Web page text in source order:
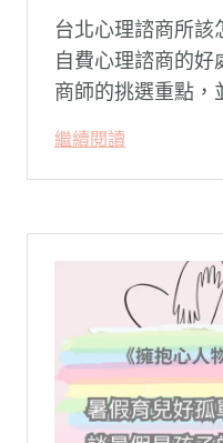
台北心理諮商所該
自費心理諮商的
商師的挑選重點，
理，陪你面對情緒
繼續閱讀